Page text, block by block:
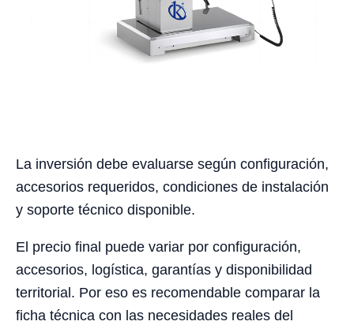
La inversión debe evaluarse según configuración,
accesorios requeridos, condiciones de instalación
y soporte técnico disponible.
El precio final puede variar por configuración,
accesorios, logística, garantías y disponibilidad
territorial. Por eso es recomendable comparar la
ficha técnica con las necesidades reales del